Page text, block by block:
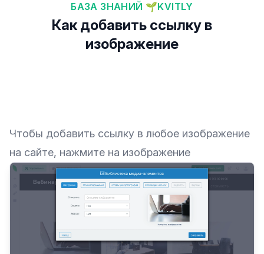
БАЗА ЗНАНИЙ 🌱KVITLY
Как добавить ссылку в
изображение
Чтобы добавить ссылку в любое изображение
на сайте, нажмите на изображение